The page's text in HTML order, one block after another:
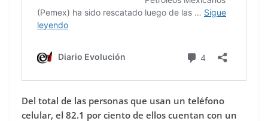
Del total de las personas que usan un teléfono
celular, el 82.1 por ciento de ellos cuentan con un